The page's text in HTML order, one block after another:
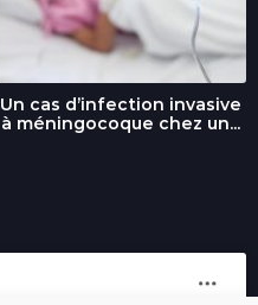
Un cas d’infection invasive
à méningocoque chez un...